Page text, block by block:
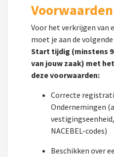
Voorwaarden
Voor het verkrijgen van
moet je aan de
Start tijdig (minstens
van jouw zaak) met
deze voorwaarden:
Correcte
Ondernemingen
NACEBEL-codes)
Beschikken over